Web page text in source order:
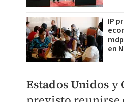
IP
en
Estados Unidos y